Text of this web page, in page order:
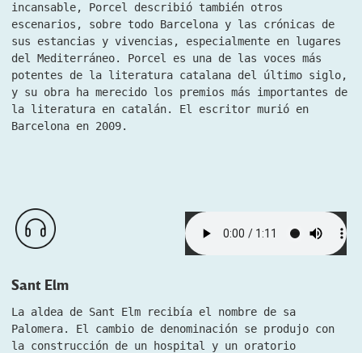
incansable, Porcel describió también otros
escenarios, sobre todo Barcelona y las crónicas de
sus estancias y vivencias, especialmente en lugares
del Mediterráneo. Porcel es una de las voces más
potentes de la literatura catalana del último siglo,
y su obra ha merecido los premios más importantes de
la literatura en catalán. El escritor murió en
Barcelona en 2009.
Sant Elm
La aldea de Sant Elm recibía el nombre de sa
Palomera. El cambio de denominación se produjo con
la construcción de un hospital y un oratorio